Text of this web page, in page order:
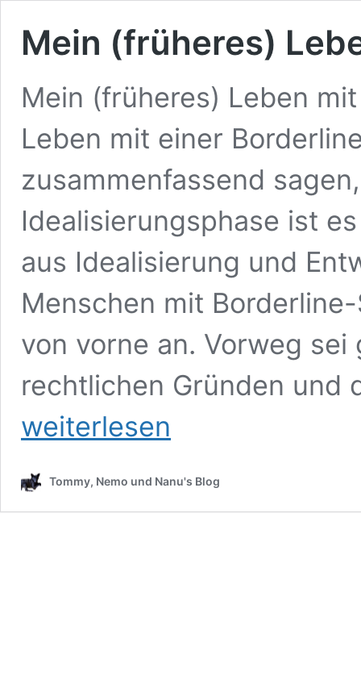
Mein (früheres)
Mein (früheres) Leben
Leben mit einer
zusammenfassend
Idealisierungsphase ist
aus Idealisierung und
Menschen mit
von vorne an. Vorweg
rechtlichen Gründen und
weiterlesen
Tommy, Nemo und Nanu's Blog